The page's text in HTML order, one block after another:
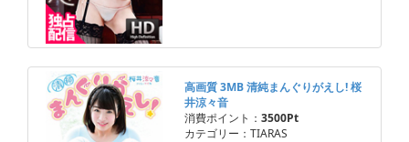
高画質 3MB 清純まんぐりがえし! 桜
井涼々音
消費ポイント： 3500Pt
カテゴリー：TIARAS